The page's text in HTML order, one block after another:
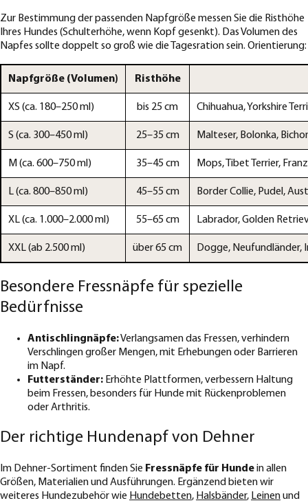
Zur Bestimmung der passenden Napfgröße messen Sie die Risthöhe
Ihres Hundes (Schulterhöhe, wenn Kopf gesenkt). Das Volumen des
Napfes sollte doppelt so groß wie die Tagesration sein. Orientierung:
Napfgröße (Volumen) Risthöhe
XS (ca. 180–250 ml) bis 25 cm Chihuahua, Yorkshire
S (ca. 300–450 ml) 25–35 cm Malteser, Bolonka,
M (ca. 600–750 ml) 35–45 cm Mops, Tibet Terrier,
L (ca. 800–850 ml) 45–55 cm Border Collie, Pudel,
XL (ca. 1.000–2.000 ml) 55–65 cm Labrador, Golden
XXL (ab 2.500 ml) über 65 cm Dogge, Neufundländer,
Besondere Fressnäpfe für spezielle
Bedürfnisse
Antischlingnäpfe:Verlangsamen das Fressen, verhindern
Verschlingen großer Mengen, mit Erhebungen oder Barrieren
im Napf.
Futterständer: Erhöhte Plattformen, verbessern Haltung
beim Fressen, besonders für Hunde mit Rückenproblemen
oder Arthritis.
Der richtige Hundenapf von Dehner
Im Dehner-Sortiment finden Sie Fressnäpfe für Hundein allen
Größen, Materialien und Ausführungen. Ergänzend bieten wir
weiteres Hundezubehör wie Hundebetten, Halsbänder, Leinenund